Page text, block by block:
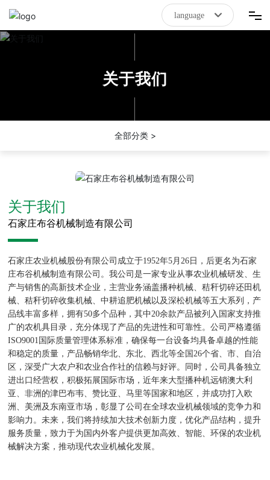
拼搏在线(中国)唯一官方网站
关于我们
language
关于我们
全部分类 >
关于我们
石家庄布谷机械制造有限公司
石家庄农业机械股份有限公司成立于1952年5月26日，后更名为石家
庄布谷机械制造有限公司。我公司是一家专业从事农业机械研发、生
产与销售的高新技术企业，主营业务涵盖播种机械、秸秆切碎还田机
械、秸秆切碎收集机械、中耕追肥机械以及深松机械等五大系列，产
品线丰富多样，拥有50多个品种，其中20余款产品被列入国家支持推
广的农机具目录，充分体现了产品的先进性和可靠性。公司严格遵循
ISO9001国际质量管理体系标准，确保每一台设备均具备卓越的性能
和稳定的质量，产品畅销华北、东北、西北等全国26个省、市、自治
区，深受广大农户和农业合作社的信赖与好评。同时，公司具备独立
进出口经营权，积极拓展国际市场，近年来大型播种机远销澳大利
亚、非洲的津巴布韦、赞比亚、马里等国家和地区，并成功打入欧
洲、美洲及东南亚市场，彰显了公司在全球农业机械领域的竞争力和
影响力。未来，我们将持续加大技术创新力度，优化产品结构，提升
服务质量，致力于为国内外客户提供更加高效、智能、环保的农业机
械解决方案，推动现代农业机械化发展。